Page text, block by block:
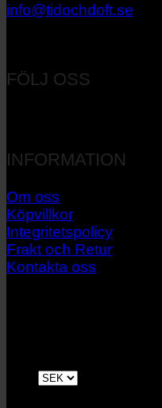
info@tidochdoft.se
FÖLJ OSS
INFORMATION
Om oss
Köpvillkor
Integritetspolicy
Frakt och Retur
Kontakta oss